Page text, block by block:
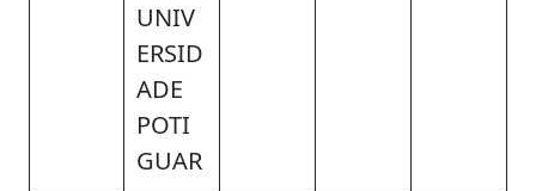
UNIV
ERSID
ADE
POTI
GUAR